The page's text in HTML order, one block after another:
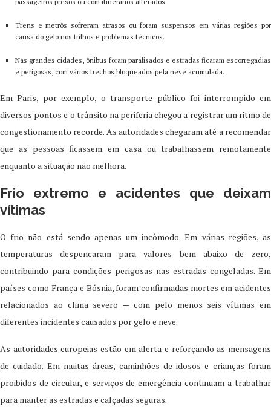
Trens e metrôs sofreram atrasos ou foram suspensos em várias regiões por
causa do gelo nos trilhos e problemas técnicos.
Nas grandes cidades, ônibus foram paralisados e estradas ficaram escorregadias
e perigosas, com vários trechos bloqueados pela neve acumulada.
Em Paris, por exemplo, o transporte público foi interrompido em
diversos pontos e o trânsito na periferia chegou a registrar um ritmo de
congestionamento recorde. As autoridades chegaram até a recomendar
que as pessoas ficassem em casa ou trabalhassem remotamente
enquanto a situação não melhora.
Frio extremo e acidentes que deixam
vítimas
O frio não está sendo apenas um incômodo. Em várias regiões, as
temperaturas despencaram para valores bem abaixo de zero,
contribuindo para condições perigosas nas estradas congeladas. Em
países como França e Bósnia, foram confirmadas mortes em acidentes
relacionados ao clima severo — com pelo menos seis vítimas em
diferentes incidentes causados por gelo e neve.
As autoridades europeias estão em alerta e reforçando as mensagens
de cuidado. Em muitas áreas, caminhões de idosos e crianças foram
proibidos de circular, e serviços de emergência continuam a trabalhar
para manter as estradas e calçadas seguras.